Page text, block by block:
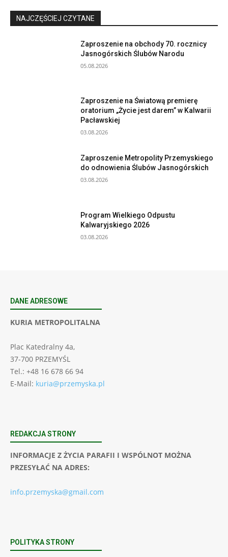
NAJCZĘŚCIEJ CZYTANE
Zaproszenie na obchody 70. rocznicy
Jasnogórskich Ślubów Narodu
05.08.2026
Zaproszenie na Światową premierę
oratorium „Życie jest darem” w Kalwarii
Pacławskiej
03.08.2026
Zaproszenie Metropolity Przemyskiego
do odnowienia Ślubów Jasnogórskich
03.08.2026
Program Wielkiego Odpustu
Kalwaryjskiego 2026
03.08.2026
DANE ADRESOWE
KURIA METROPOLITALNA
Plac Katedralny 4a,
37-700 PRZEMYŚL
Tel.: +48 16 678 66 94
E-Mail: kuria@przemyska.pl
REDAKCJA STRONY
INFORMACJE Z ŻYCIA PARAFII I WSPÓLNOT MOŻNA
PRZESYŁAĆ NA ADRES:
info.przemyska@gmail.com
POLITYKA STRONY